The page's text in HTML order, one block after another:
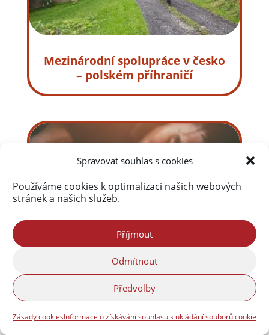
Spravovat souhlas s cookies
Používáme cookies k optimalizaci našich webových
stránek a našich služeb.
Příjmout
Odmítnout
Předvolby
Zásady cookiesInformace o získávání souhlasu k ukládání souborů cookie
Mezinárodní spolupráce v česko
– polském příhraničí
18 let vězení. Hlavním drogovým